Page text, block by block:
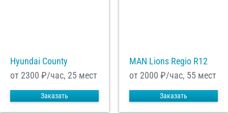
Hyundai County
от 2300 ₽/час, 25 мест
Заказать
MAN Lions Regio R12
от 2000 ₽/час, 55 мест
Заказать